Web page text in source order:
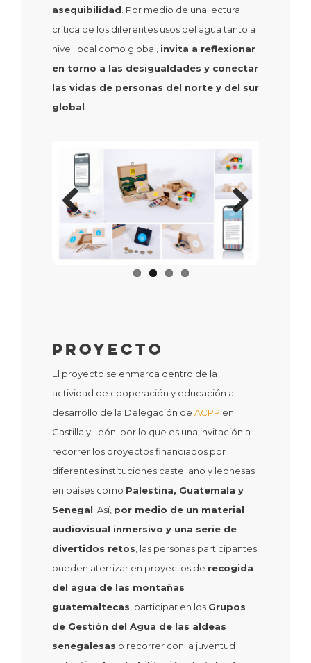
asequibilidad . Por medio de una lectura
crítica de los diferentes usos del agua tanto a
nivel local como global, invita a reflexionar
en torno a las desigualdades y conectar
las vidas de personas del norte y del sur
global
Next
Proyecto
El proyecto se enmarca dentro de la
actividad de cooperación y educación al
desarrollo de la Delegación de ACPP en
Castilla y León, por lo que es una invitación a
recorrer los proyectos financiados por
diferentes instituciones castellano y leonesas
en países como Palestina, Guatemala y
Senegal. Así, por medio de un material
audiovisual inmersivo y una serie de
divertidos retos, las personas participantes
pueden aterrizar en proyectos de recogida
del agua de las montañas
guatemaltecas, participar en los Grupos
de Gestión del Agua de las aldeas
senegalesas o recorrer con la juventud